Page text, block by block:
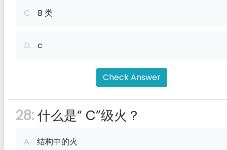
C. B 类
D. c
Check Answer
28:什么是“ C”级火？
A. 结构中的火